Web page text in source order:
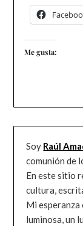
Me gusta:
Soy Raúl
comunión de
En este sitio
cultura,
Mi esperanza
luminosa, un